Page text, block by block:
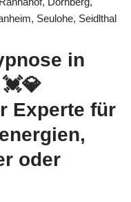
Seulohe, Seidlthal
in
Experte für
oder